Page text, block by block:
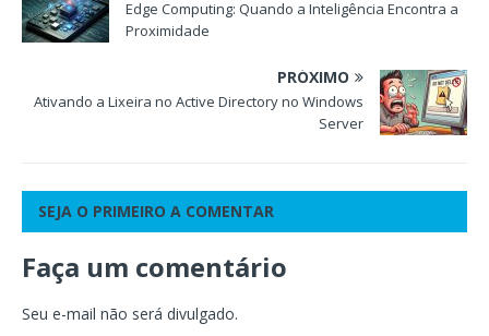
Edge Computing: Quando a Inteligência Encontra a
Proximidade
PRÓXIMO
Ativando a Lixeira no Active Directory no Windows
Server
SEJA O PRIMEIRO A COMENTAR
Faça um comentário
Seu e-mail não será divulgado.